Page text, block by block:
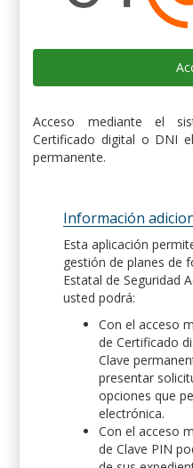
Acceso mediante el
Certificado digital o DNI
permanente.
Información
Esta aplicación
gestión de planes de
Estatal de Seguridad
usted podrá:
Con el acceso
de Certificado
Clave
presentar
opciones que
electrónica.
Con el acceso
de Clave PIN